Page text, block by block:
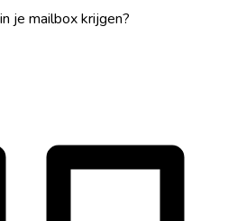
je mailbox krijgen?